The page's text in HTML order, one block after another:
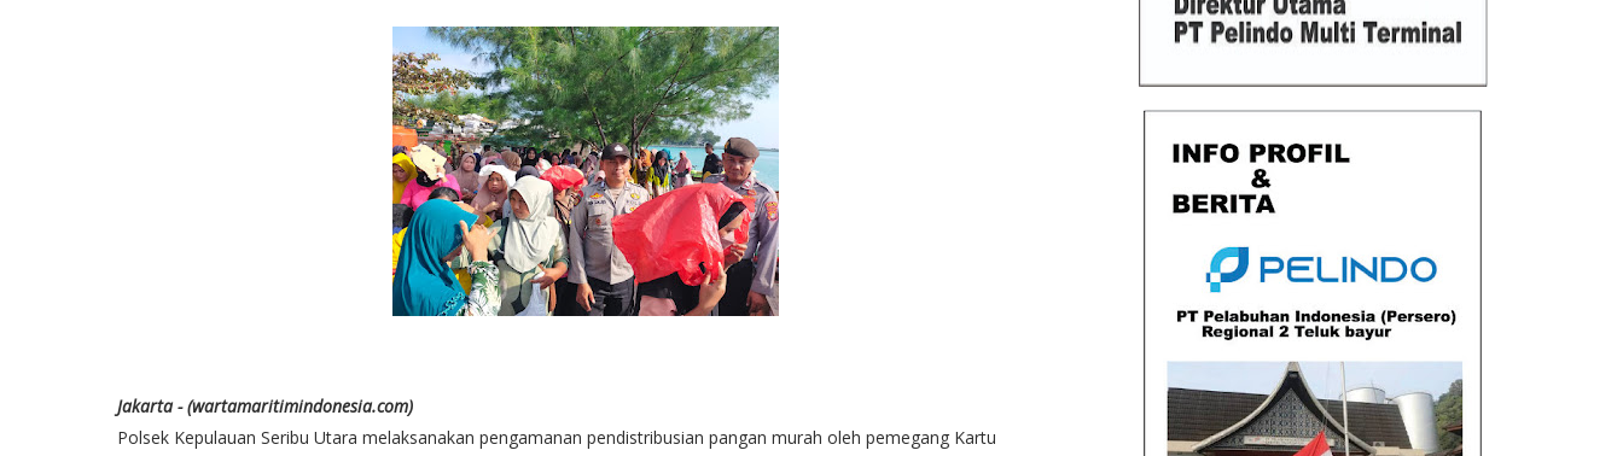
Jakarta - (wartamaritimindonesia.com)
Polsek Kepulauan Seribu Utara melaksanakan pengamanan pendistribusian pangan murah oleh pemegang Kartu